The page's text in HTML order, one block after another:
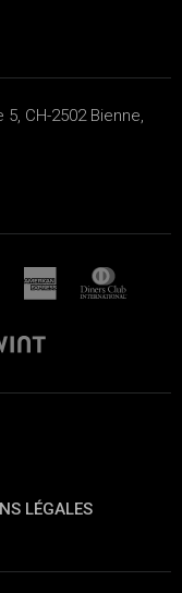
CH-2502 Bienne,
LÉGALES